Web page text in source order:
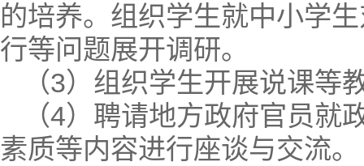
的培养。组织学生就中小学
行等问题展开调研。
（3）组织学生开展说课等
（4）聘请地方政府官员
素质等内容进行座谈与交流。